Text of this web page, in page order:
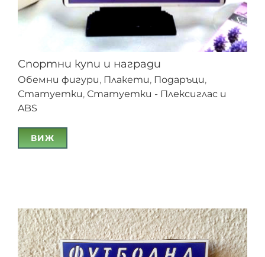
Спортни купи и награди
Обемни фигури, Плакети, Подаръци,
Статуетки, Статуетки - Плексиглас и
ABS
ВИЖ